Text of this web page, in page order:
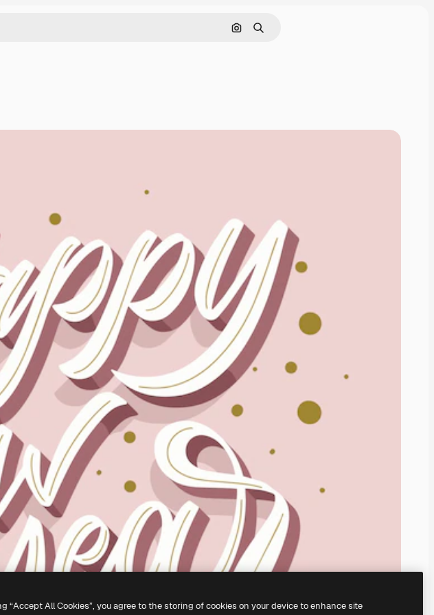
Nach Bild suchen
Suchen
“Accept All Cookies”, you agree to the storing of cookies on your device to enhance site